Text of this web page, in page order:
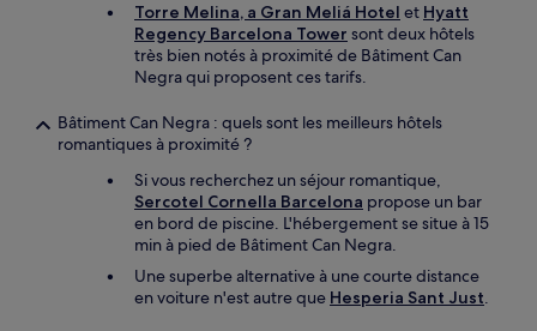
Torre Melina, a Gran Meliá Hotel et Hyatt
Regency Barcelona Tower sont deux hôtels
très bien notés à proximité de Bâtiment Can
Negra qui proposent ces tarifs.
Bâtiment Can Negra : quels sont les meilleurs hôtels
romantiques à proximité ?
Si vous recherchez un séjour romantique,
Sercotel Cornella Barcelona propose un bar
en bord de piscine. L'hébergement se situe à 15
min à pied de Bâtiment Can Negra.
Une superbe alternative à une courte distance
en voiture n'est autre que Hesperia Sant Just.